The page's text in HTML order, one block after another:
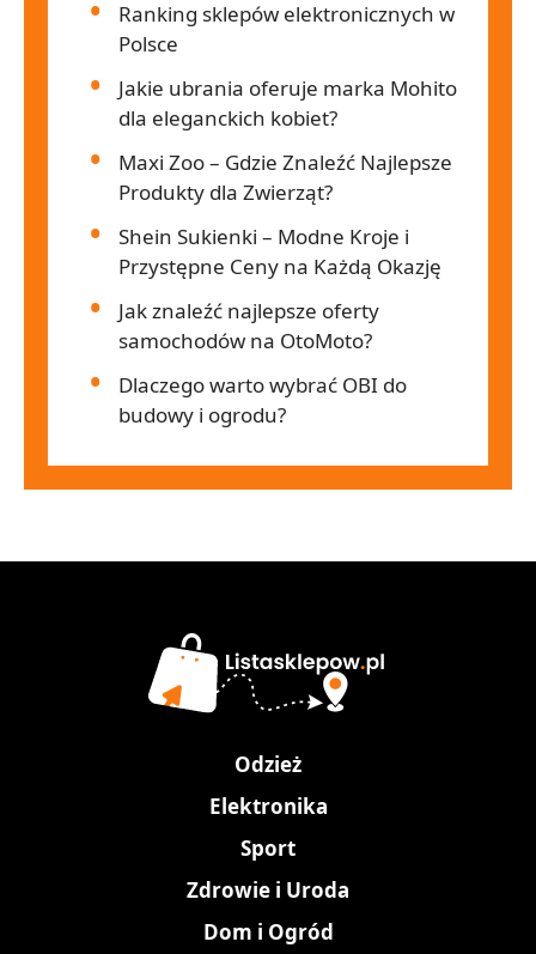
Ranking sklepów elektronicznych w
Polsce
Jakie ubrania oferuje marka Mohito
dla eleganckich kobiet?
Maxi Zoo – Gdzie Znaleźć Najlepsze
Produkty dla Zwierząt?
Shein Sukienki – Modne Kroje i
Przystępne Ceny na Każdą Okazję
Jak znaleźć najlepsze oferty
samochodów na OtoMoto?
Dlaczego warto wybrać OBI do
budowy i ogrodu?
Odzież
Elektronika
Sport
Zdrowie i Uroda
Dom i Ogród